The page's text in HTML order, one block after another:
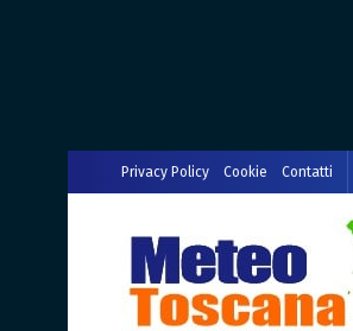
Privacy Policy Cookie Contatti